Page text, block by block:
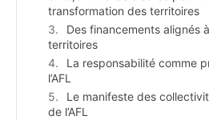
transformation des territoires
Des financements alignés
territoires
La responsabilité comme
l’AFL
Le manifeste des
de l’AFL